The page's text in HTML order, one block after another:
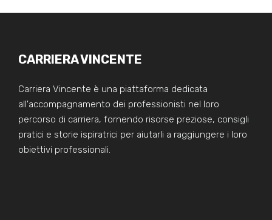
CARRIERA VINCENTE
Carriera Vincente è una piattaforma dedicata
all'accompagnamento dei professionisti nel loro
percorso di carriera, fornendo risorse preziose, consigli
pratici e storie ispiratrici per aiutarli a raggiungere i loro
obiettivi professionali.